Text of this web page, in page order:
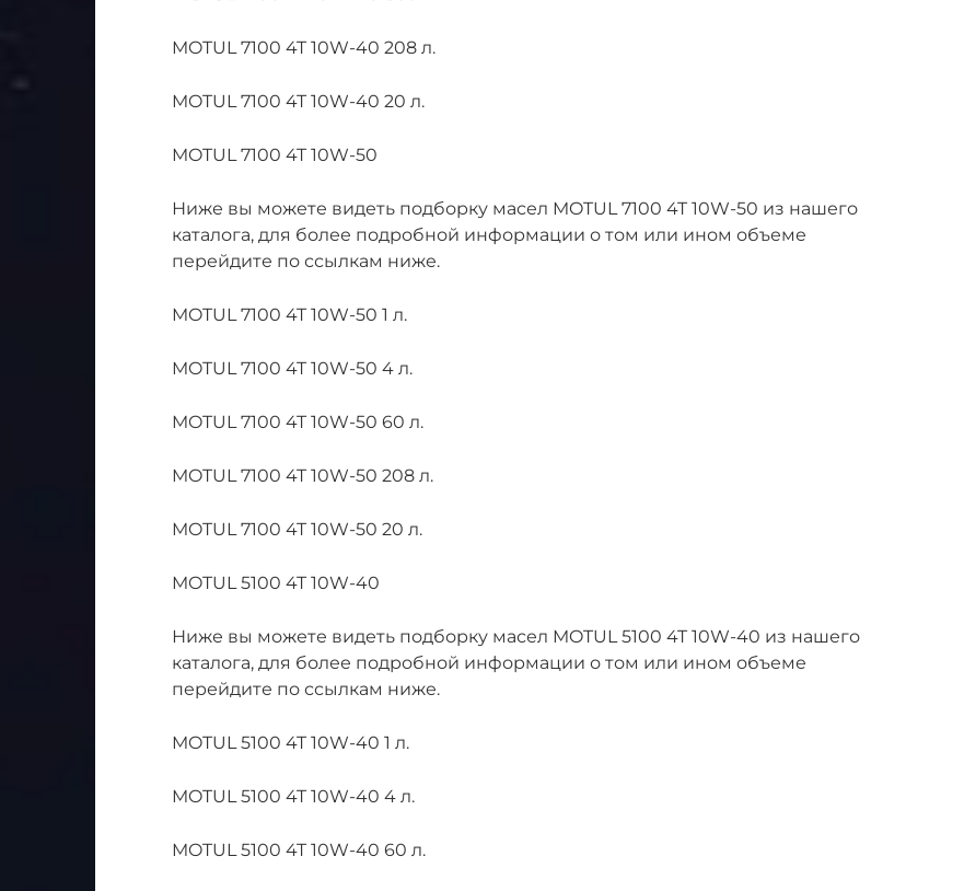
MOTUL 7100 4T 10W-40 208 л.
MOTUL 7100 4T 10W-40 20 л.
MOTUL 7100 4T 10W-50
Ниже вы можете видеть подборку масел MOTUL 7100 4T 10W-50 из нашего
каталога, для более подробной информации о том или ином объеме
перейдите по ссылкам ниже.
MOTUL 7100 4T 10W-50 1 л.
MOTUL 7100 4T 10W-50 4 л.
MOTUL 7100 4T 10W-50 60 л.
MOTUL 7100 4T 10W-50 208 л.
MOTUL 7100 4T 10W-50 20 л.
MOTUL 5100 4T 10W-40
Ниже вы можете видеть подборку масел MOTUL 5100 4T 10W-40 из нашего
каталога, для более подробной информации о том или ином объеме
перейдите по ссылкам ниже.
MOTUL 5100 4T 10W-40 1 л.
MOTUL 5100 4T 10W-40 4 л.
MOTUL 5100 4T 10W-40 60 л.